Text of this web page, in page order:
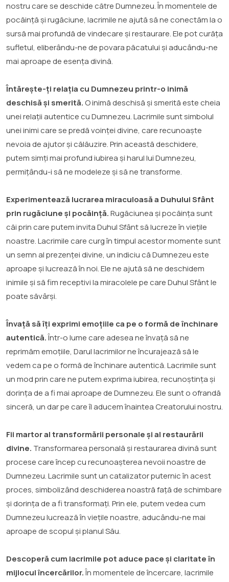
nostru care se deschide către Dumnezeu. În momentele de
pocăință și rugăciune, lacrimile ne ajută să ne conectăm la o
sursă mai profundă de vindecare și restaurare. Ele pot curăța
sufletul, eliberându-ne de povara păcatului și aducându-ne
mai aproape de esența divină.
Întărește-ți relația cu Dumnezeu printr-o inimă
deschisă și smerită. O inimă deschisă și smerită este cheia
unei relații autentice cu Dumnezeu. Lacrimile sunt simbolul
unei inimi care se predă voinței divine, care recunoaște
nevoia de ajutor și călăuzire. Prin această deschidere,
putem simți mai profund iubirea și harul lui Dumnezeu,
permițându-i să ne modeleze și să ne transforme.
Experimentează lucrarea miraculoasă a Duhului Sfânt
prin rugăciune și pocăință.Rugăciunea și pocăința sunt
căi prin care putem invita Duhul Sfânt să lucreze în viețile
noastre. Lacrimile care curg în timpul acestor momente sunt
un semn al prezenței divine, un indiciu că Dumnezeu este
aproape și lucrează în noi. Ele ne ajută să ne deschidem
inimile și să fim receptivi la miracolele pe care Duhul Sfânt le
poate săvârși.
Învață să îți exprimi emoțiile ca pe o formă de închinare
autentică.Într-o lume care adesea ne învață să ne
reprimăm emoțiile, Darul lacrimilor ne încurajează să le
vedem ca pe o formă de închinare autentică. Lacrimile sunt
un mod prin care ne putem exprima iubirea, recunoștința și
dorința de a fi mai aproape de Dumnezeu. Ele sunt o ofrandă
sinceră, un dar pe care îl aducem înaintea Creatorului nostru.
Fii martor al transformării personale și al restaurării
divine. Transformarea personală și restaurarea divină sunt
procese care încep cu recunoașterea nevoii noastre de
Dumnezeu. Lacrimile sunt un catalizator puternic în acest
proces, simbolizând deschiderea noastră față de schimbare
și dorința de a fi transformați. Prin ele, putem vedea cum
Dumnezeu lucrează în viețile noastre, aducându-ne mai
aproape de scopul și planul Său.
Descoperă cum lacrimile pot aduce pace și claritate în
mijlocul încercărilor.În momentele de încercare, lacrimile